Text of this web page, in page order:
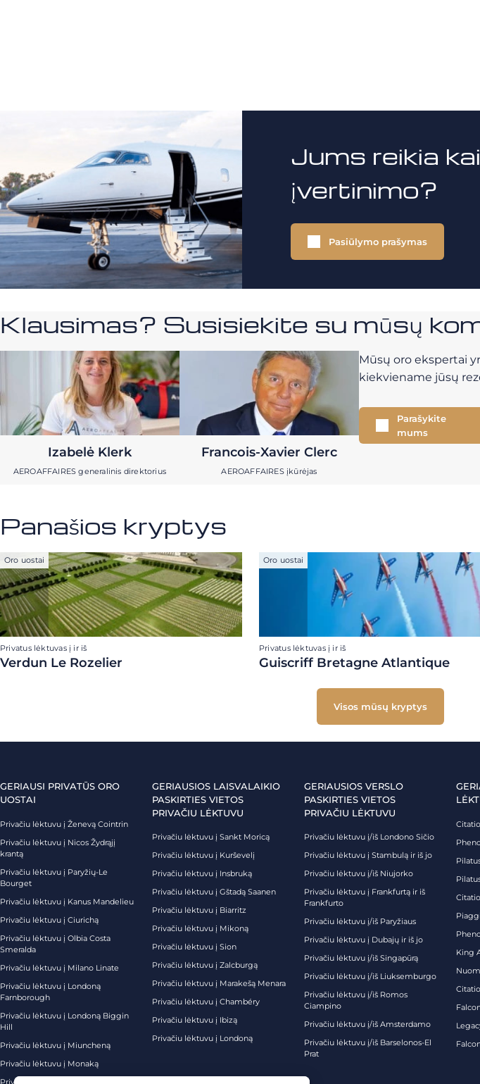
Jums reikia
įvertinimo?
Pasiūlymo prašymas
Klausimas? Susisiekite su mūsų
Izabelė Klerk
AEROAFFAIRES generalinis direktorius
Francois-Xavier Clerc
AEROAFFAIRES įkūrėjas
Mūsų oro ekspertai
kiekviename jūsų
Parašykite
mums
Panašios kryptys
Oro uostai
Privatus lėktuvas į ir iš
Verdun Le Rozelier
Oro uostai
Privatus lėktuvas į ir iš
Guiscriff Bretagne Atlantique
Visos mūsų kryptys
GERIAUSI PRIVATŪS ORO
UOSTAI
Privačiu lėktuvu į Ženevą Cointrin
Privačiu lėktuvu į Nicos Žydrąjį
krantą
Privačiu lėktuvu į Paryžių-Le
Bourget
Privačiu lėktuvu į Kanus Mandelieu
Privačiu lėktuvu į Ciurichą
Privačiu lėktuvu į Olbia Costa
Smeralda
Privačiu lėktuvu į Milano Linate
Privačiu lėktuvu į Londoną
Farnborough
Privačiu lėktuvu į Londoną Biggin
Hill
Privačiu lėktuvu į Miuncheną
Privačiu lėktuvu į Monaką
Privačiu lėktuvu į Palma de
GERIAUSIOS LAISVALAIKIO
PASKIRTIES VIETOS
PRIVAČIU LĖKTUVU
Privačiu lėktuvu į Sankt Moricą
Privačiu lėktuvu į Kurševelį
Privačiu lėktuvu į Insbruką
Privačiu lėktuvu į Gštadą Saanen
Privačiu lėktuvu į Biarritz
Privačiu lėktuvu į Mikoną
Privačiu lėktuvu į Sion
Privačiu lėktuvu į Zalcburgą
Privačiu lėktuvu į Marakešą Menara
Privačiu lėktuvu į Chambéry
Privačiu lėktuvu į Ibizą
Privačiu lėktuvu į Londoną
GERIAUSIOS VERSLO
PASKIRTIES VIETOS
PRIVAČIU LĖKTUVU
Privačiu lėktuvu į/iš Londono Sičio
Privačiu lėktuvu į Stambulą ir iš jo
Privačiu lėktuvu į/iš Niujorko
Privačiu lėktuvu į Frankfurtą ir iš
Frankfurto
Privačiu lėktuvu į/iš Paryžiaus
Privačiu lėktuvu į Dubajų ir iš jo
Privačiu lėktuvu į/iš Singapūrą
Privačiu lėktuvu į/iš Liuksemburgo
Privačiu lėktuvu į/iš Romos
Ciampino
Privačiu lėktuvu į/iš Amsterdamo
Privačiu lėktuvu į/iš Barselonos-El
Prat
King